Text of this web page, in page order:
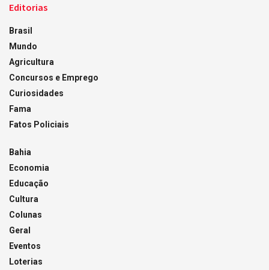
Editorias
Brasil
Mundo
Agricultura
Concursos e Emprego
Curiosidades
Fama
Fatos Policiais
Bahia
Economia
Educação
Cultura
Colunas
Geral
Eventos
Loterias